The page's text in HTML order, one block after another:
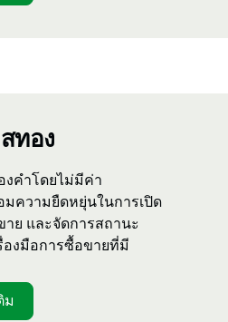
ทอง
งคำโดยไม่มีค่า
ความยืดหยุ่นในการเปิด
ย และจัดการสถานะ
งมือการซื้อขายที่มี
ม